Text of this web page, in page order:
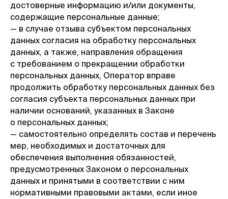
достоверные информацию и/или документы,
содержащие персональные данные;
— в случае отзыва субъектом персональных
данных согласия на обработку персональных
данных, а также, направления обращения
с требованием о прекращении обработки
персональных данных, Оператор вправе
продолжить обработку персональных данных без
согласия субъекта персональных данных при
наличии оснований, указанных в Законе
о персональных данных;
— самостоятельно определять состав и перечень
мер, необходимых и достаточных для
обеспечения выполнения обязанностей,
предусмотренных Законом о персональных
данных и принятыми в соответствии с ним
нормативными правовыми актами, если иное